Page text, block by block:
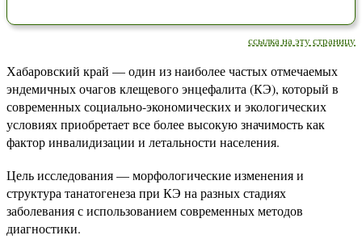
ссылка на эту страницу
Хабаровский край — один из наиболее частых отмечаемых
эндемичных очагов клещевого энцефалита (КЭ), который в
современных социально-экономических и экологических
условиях приобретает все более высокую значимость как
фактор инвалидизации и летальности населения.
Цель исследования — морфологические изменения и
структура танатогенеза при КЭ на разных стадиях
заболевания с использованием современных методов
диагностики.